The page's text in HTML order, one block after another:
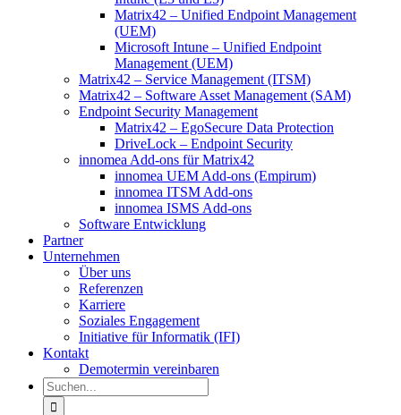
Matrix42 – Unified Endpoint Management
(UEM)
Microsoft Intune – Unified Endpoint
Management (UEM)
Matrix42 – Service Management (ITSM)
Matrix42 – Software Asset Management (SAM)
Endpoint Security Management
Matrix42 – EgoSecure Data Protection
DriveLock – Endpoint Security
innomea Add-ons für Matrix42
innomea UEM Add-ons (Empirum)
innomea ITSM Add-ons
innomea ISMS Add-ons
Software Entwicklung
Partner
Unternehmen
Über uns
Referenzen
Karriere
Soziales Engagement
Initiative für Informatik (IFI)
Kontakt
Demotermin vereinbaren
Suche
nach: